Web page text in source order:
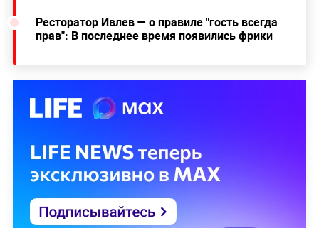
Ресторатор Ивлев — о правиле "гость всегда
прав": В последнее время появились фрики